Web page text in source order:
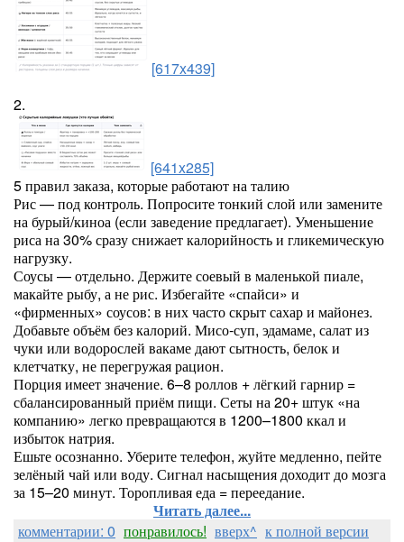
[617x439]
2.
[641x285]
5 правил заказа, которые работают на талию
Рис — под контроль. Попросите тонкий слой или замените
на бурый/киноа (если заведение предлагает). Уменьшение
риса на 30% сразу снижает калорийность и гликемическую
нагрузку.
Соусы — отдельно. Держите соевый в маленькой пиале,
макайте рыбу, а не рис. Избегайте «спайси» и
«фирменных» соусов: в них часто скрыт сахар и майонез.
Добавьте объём без калорий. Мисо-суп, эдамаме, салат из
чуки или водорослей вакаме дают сытность, белок и
клетчатку, не перегружая рацион.
Порция имеет значение. 6–8 роллов + лёгкий гарнир =
сбалансированный приём пищи. Сеты на 20+ штук «на
компанию» легко превращаются в 1200–1800 ккал и
избыток натрия.
Ешьте осознанно. Уберите телефон, жуйте медленно, пейте
зелёный чай или воду. Сигнал насыщения доходит до мозга
за 15–20 минут. Торопливая еда = переедание.
Читать далее...
комментарии: 0 понравилось! вверх^ к полной версии